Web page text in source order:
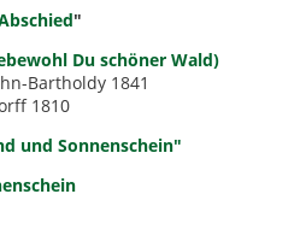
"
Du schöner Wald)
Bartholdy 1841
1810
und Sonnenschein"